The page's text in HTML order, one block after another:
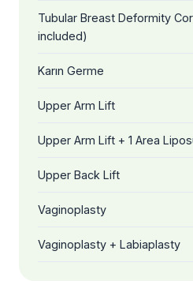
Tubular Breast Deformity
included)
Karın Germe
Upper Arm Lift
Upper Arm Lift + 1 Area
Upper Back Lift
Vaginoplasty
Vaginoplasty + Labiaplasty